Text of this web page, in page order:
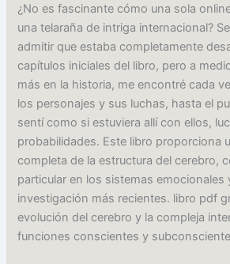
¿No es fascinante cómo una sola
una telaraña de intriga internacional?
admitir que estaba completamente
capítulos iniciales del libro, pero a
más en la historia, me encontré cada
los personajes y sus luchas, hasta el
sentí como si estuviera allí con ellos,
probabilidades. Este libro proporciona
completa de la estructura del cerebro,
particular en los sistemas emocionales
investigación más recientes. libro pdf
evolución del cerebro y la compleja
funciones conscientes y